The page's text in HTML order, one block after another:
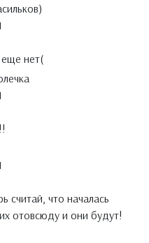
нет(
считай, что началась
отовсюду и они будут!